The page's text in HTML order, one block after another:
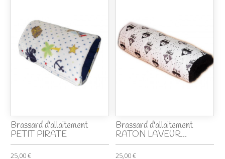
Brassard d'allaitement
PETIT PIRATE
25,00 €
Brassard d'allaitement
RATON LAVEUR...
25,00 €